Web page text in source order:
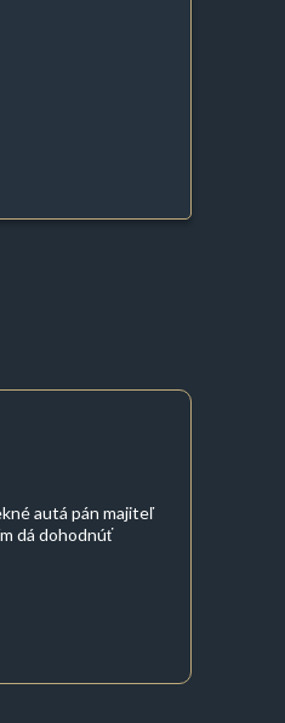
autá pán majiteľ
dá dohodnúť